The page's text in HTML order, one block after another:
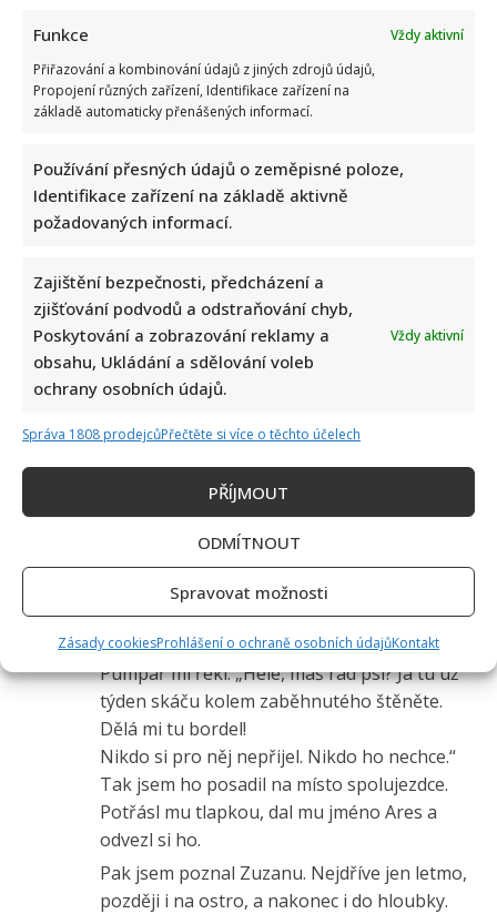
Funkce
Vždy aktivní
Přiřazování a kombinování údajů z jiných zdrojů údajů,
Propojení různých zařízení, Identifikace zařízení na
základě automaticky přenášených informací.
Používání přesných údajů o zeměpisné poloze,
Identifikace zařízení na základě aktivně
požadovaných informací.
Zajištění bezpečnosti, předcházení a
zjišťování podvodů a odstraňování chyb,
Poskytování a zobrazování reklamy a
obsahu, Ukládání a sdělování voleb
ochrany osobních údajů.
Vždy aktivní
Správa 1808 prodejcůPřečtěte si více o těchto účelech
PŘÍJMOUT
ODMÍTNOUT
Spravovat možnosti
Zásady cookiesProhlášení o ochraně osobních údajůKontakt
1 čtenářský názor na “„Přítel mě nutí spát se
psem v posteli,“ říká paní Klára. Nechce se s tím
smířit a uvažuje o rozchodu
31. 5. 2026 (22:54)
Ahoj Kláro,
já jsem David. Jsem hrdým majitelem psa i
přítelkyně.
Ares, německý ovčák. Dostal jsem ho jako
štěně na benzince. Zdarma k plné nádrži.
Pumpař mi řekl: „Hele, máš rád psi? Já tu už
týden skáču kolem zaběhnutého štěněte.
Dělá mi tu bordel!
Nikdo si pro něj nepřijel. Nikdo ho nechce.“
Tak jsem ho posadil na místo spolujezdce.
Potřásl mu tlapkou, dal mu jméno Ares a
odvezl si ho.
Pak jsem poznal Zuzanu. Nejdříve jen letmo,
později i na ostro, a nakonec i do hloubky.